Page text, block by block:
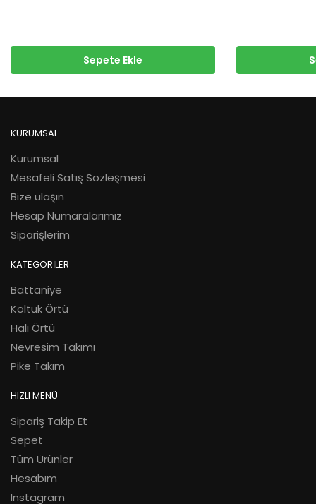
Sepete Ekle
KURUMSAL
Kurumsal
Mesafeli Satış Sözleşmesi
Bize ulaşın
Hesap Numaralarımız
Siparişlerim
KATEGORİLER
Battaniye
Koltuk Örtü
Halı Örtü
Nevresim Takımı
Pike Takım
HIZLI MENÜ
Sipariş Takip Et
Sepet
Tüm Ürünler
Hesabım
Instagram